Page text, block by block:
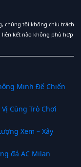
chúng tôi không chịu trách
liên kết nào không phù hợp
Minh Để Chiến
Cùng Trò Chơi
Xem – Xây
đá AC Milan